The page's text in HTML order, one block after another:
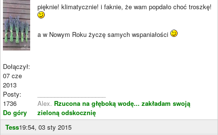
Dołączył:
07 cze
2013
Posty:
1736
Do góry
pięknie! klimatycznie! i faknie, że wam popdało choć troszkę!
a w Nowym Roku życzę samych wspaniałości
Alex. Rzucona na głęboką wodę... zakładam swoją
zieloną odskocznię
Tess19:54, 03 sty 2015